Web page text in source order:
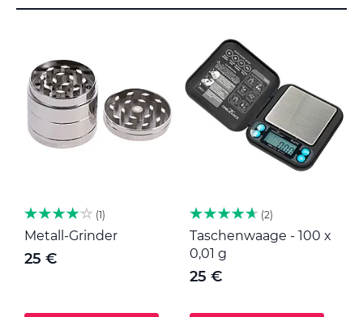
1
Metall-Grinder
25 €
2
Taschenwaage - 100 x
0,01 g
25 €